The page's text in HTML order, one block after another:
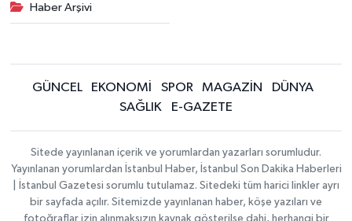
Haber Arşivi
GÜNCEL EKONOMİ SPOR MAGAZİN
DÜNYA
SAĞLIK
E-GAZETE
Sitede yayınlanan içerik ve yorumlardan yazarları sorumludur.
Yayınlanan yorumlardan İstanbul Haber, İstanbul Son Dakika Haberleri
| İstanbul Gazetesi sorumlu tutulamaz. Sitedeki tüm harici linkler ayrı
bir sayfada açılır. Sitemizde yayınlanan haber, köşe yazıları ve
fotoğraflar izin alınmaksızın kaynak gösterilse dahi, herhangi bir